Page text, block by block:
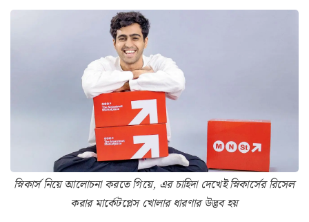
স্নিকার্স নিয়ে আলোচনা করতে গিয়ে, এর চাহিদা দেখেই স্নিকার্সের রিসেল
করার মার্কেটপ্লেস খোলার ধারণার উদ্ভব হয়